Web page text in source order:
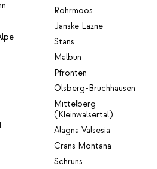
Rohrmoos
Janske Lazne
Stans
Malbun
Pfronten
Olsberg-Bruchhausen
Mittelberg
(Kleinwalsertal)
Alagna Valsesia
Crans Montana
Schruns